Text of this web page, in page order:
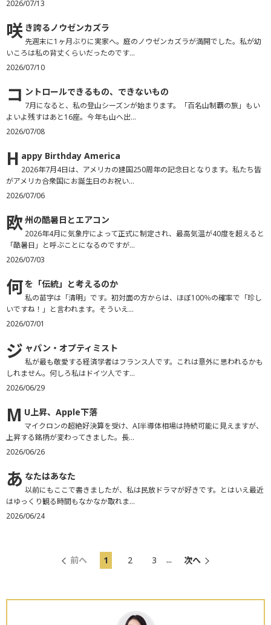
2026/07/13
咲 き誇るノウゼンカズラ
先週末に1ヶ月ぶりに実家へ。庭のノウゼンカズラが満開でした。私が幼
いころは私の背丈くらいだったのです...
2026/07/10
コ ントロールできるもの、できないもの
7月になると、私の登山シーズンが始まります。「百名山制覇の旅」もい
よいよ残すはあと16座。今年も山へ出...
2026/07/08
H appy Birthday America
2026年7月4日は、アメリカの建国250周年の記念日となります。私たち皆
がアメリカ合衆国にお誕生日のお祝い...
2026/07/06
欧州の酷暑日とエアコン
2026年4月に気象庁によって正式に制定され、最高気温が40度を超えると
「酷暑日」と呼ぶことになるのですが...
2026/07/03
何を「伝統」と考えるのか
私の苗字は「清明」です。初対面の方からは、ほぼ100％の確率で「珍し
いですね！」と言われます。そういえ...
2026/07/01
ジ ャパン・オプティミスト
私が最も敬愛する経済学者はフランス人です。これは意外に思われるかも
しれません。何しろ私はドイツ人です...
2026/06/29
M U上昇、Apple下落
マイクロンの超絶好決算を受け、AI半導体相場は持続可能に見えますが、
上昇する銘柄が変わってきました。長...
2026/06/26
あ なたはあなた
以前にもここで書きましたが、私は民放ドラマが好きです。とはいえ最近
はゆっくり観る時間もなかなか取れま...
2026/06/24
前へ 1 2 3 ... 次へ